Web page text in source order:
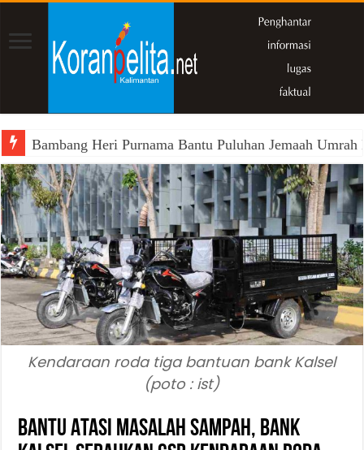
Bambang Heri Purnama Bantu Puluhan Jemaah
Kendaraan roda tiga bantuan bank Kalsel
(poto : ist)
Bantu Atasi Masalah Sampah, Bank